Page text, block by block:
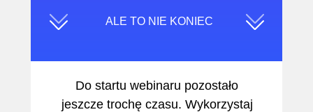
ALE TO NIE KONIEC
Do startu webinaru pozostało
jeszcze trochę czasu. Wykorzystaj